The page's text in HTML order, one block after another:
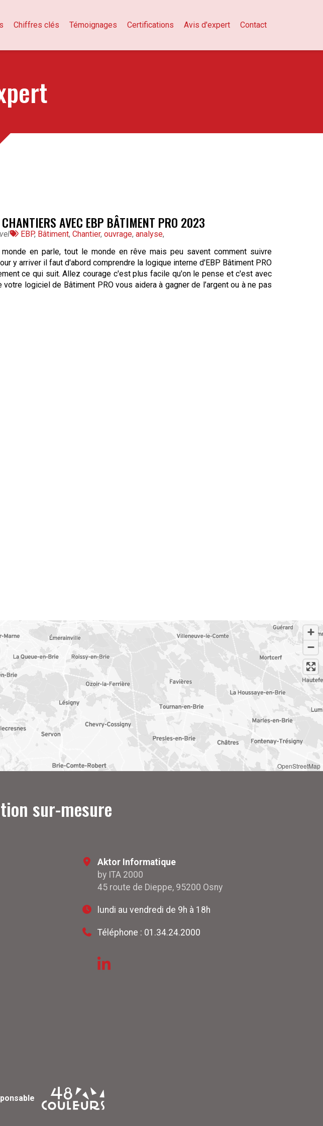
Chiffres clés Témoignages Certifications Avis d'expert Contact
CHANTIERS AVEC EBP BÂTIMENT PRO 2023
Tags
EBP, Bâtiment, Chantier, ouvrage, analyse,
en parle, tout le monde en rêve mais peu savent comment suivre
y arriver il faut d'abord comprendre la logique interne d'EBP Bâtiment PRO
ce qui suit. Allez courage c'est plus facile qu'on le pense et c'est avec
logiciel de Bâtiment PRO vous aidera à gagner de l’argent ou à ne pas
OpenStreetMap
sur-mesure
Aktor Informatique
by ITA 2000
45 route de Dieppe, 95200 Osny
lundi au vendredi de 9h à 18h
Téléphone : 01.34.24.2000